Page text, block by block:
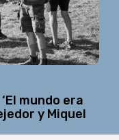
mundo era
y Miquel